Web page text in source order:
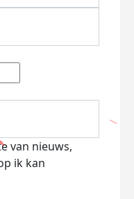
van nieuws,
ik kan